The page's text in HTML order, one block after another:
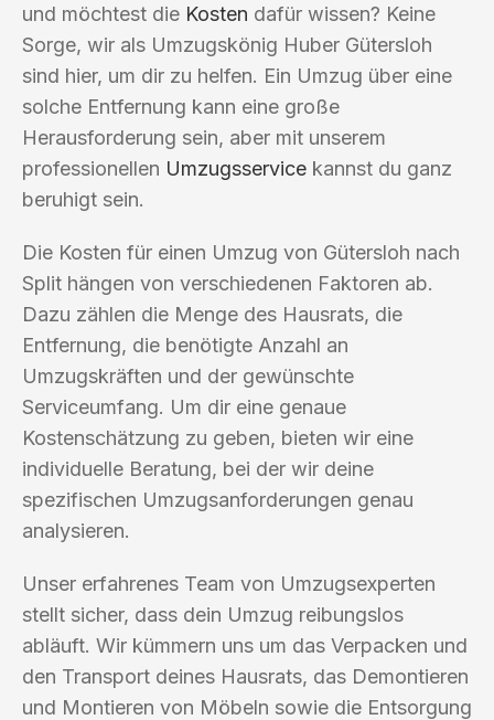
und möchtest die Kosten dafür wissen? Keine
Sorge, wir als Umzugskönig Huber Gütersloh
sind hier, um dir zu helfen. Ein Umzug über eine
solche Entfernung kann eine große
Herausforderung sein, aber mit unserem
professionellen Umzugsservice kannst du ganz
beruhigt sein.
Die Kosten für einen Umzug von Gütersloh nach
Split hängen von verschiedenen Faktoren ab.
Dazu zählen die Menge des Hausrats, die
Entfernung, die benötigte Anzahl an
Umzugskräften und der gewünschte
Serviceumfang. Um dir eine genaue
Kostenschätzung zu geben, bieten wir eine
individuelle Beratung, bei der wir deine
spezifischen Umzugsanforderungen genau
analysieren.
Unser erfahrenes Team von Umzugsexperten
stellt sicher, dass dein Umzug reibungslos
abläuft. Wir kümmern uns um das Verpacken und
den Transport deines Hausrats, das Demontieren
und Montieren von Möbeln sowie die Entsorgung